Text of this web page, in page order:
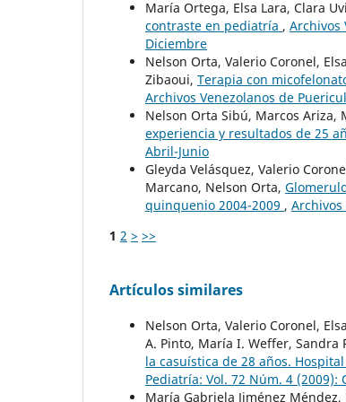
María Ortega, Elsa Lara, Clara
contraste en pediatría , Archivos
Diciembre
Nelson Orta, Valerio Coronel,
Zibaoui, Terapia con
Archivos Venezolanos de
Nelson Orta Sibú, Marcos Ariza,
experiencia y resultados de 25
Abril-Junio
Gleyda Velásquez, Valerio
Marcano, Nelson Orta,
quinquenio 2004-2009 ,
1 2 > >>
Artículos similares
Nelson Orta, Valerio Coronel,
A. Pinto, María I. Weffer,
la casuística de 28 años.
Pediatría: Vol. 72 Núm. 4
María Gabriela Jiménez